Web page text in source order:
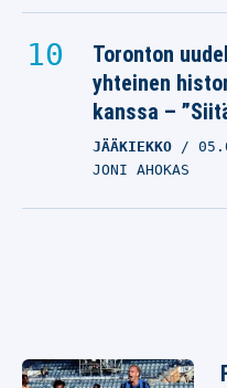
Toronton
yhteinen
kanssa –
JÄÄKIEKKO
JONI AHOKAS